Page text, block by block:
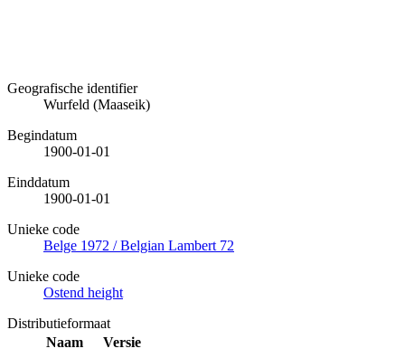
Geografische identifier
Wurfeld (Maaseik)
Begindatum
1900-01-01
Einddatum
1900-01-01
Unieke code
Belge 1972 / Belgian Lambert 72
Unieke code
Ostend height
Distributieformaat
Naam
Versie